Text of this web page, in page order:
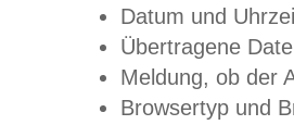
Datum und
Übertragene
Meldung, ob der
Browsertyp und